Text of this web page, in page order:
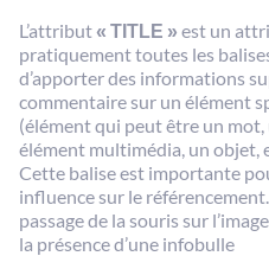
L’attribut« TITLE » est un
pratiquement toutes les
d’apporter des informations
commentaire sur un élément
(élément qui peut être un mot,
élément multimédia, un objet,
Cette balise est importante
influence sur le
passage de la souris sur
la présence d’une infobulle